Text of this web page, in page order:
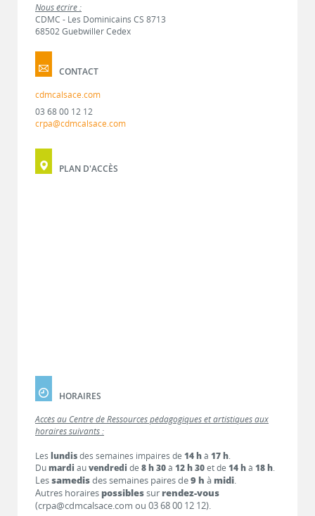
Nous écrire :
CDMC - Les Dominicains CS 8713
68502 Guebwiller Cedex
CONTACT
cdmcalsace.com
03 68 00 12 12
crpa@cdmcalsace.com
PLAN D'ACCÈS
HORAIRES
Accès au Centre de Ressources pédagogiques et artistiques aux
horaires suivants :
Les lundisdes semaines impaires de 14 hà 17 h.
Dumardi auvendredi de 8 h 30à 12 h 30et de 14 hà 18 h.
Lessamedisdes semaines paires de9 h à midi.
Autres horaires possiblessur rendez-vous
(crpa@cdmcalsace.com ou 03 68 00 12 12).